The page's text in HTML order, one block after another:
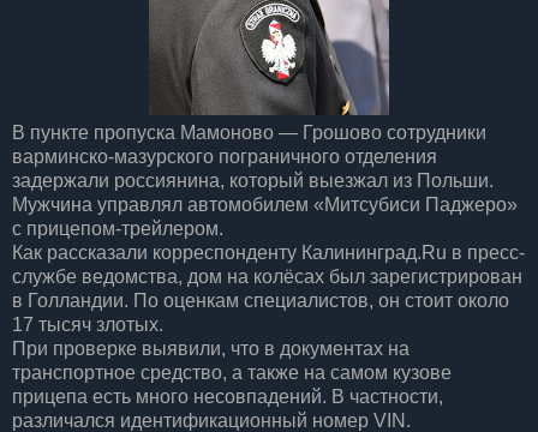
В пункте пропуска Мамоново — Грошово сотрудники
варминско-мазурского пограничного отделения
задержали россиянина, который выезжал из Польши.
Мужчина управлял автомобилем «Митсубиси Паджеро»
с прицепом-трейлером.
Как рассказали корреспонденту Калининград.Ru в пресс-
службе ведомства, дом на колёсах был зарегистрирован
в Голландии. По оценкам специалистов, он стоит около
17 тысяч злотых.
При проверке выявили, что в документах на
транспортное средство, а также на самом кузове
прицепа есть много несовпадений. В частности,
различался идентификационный номер VIN.